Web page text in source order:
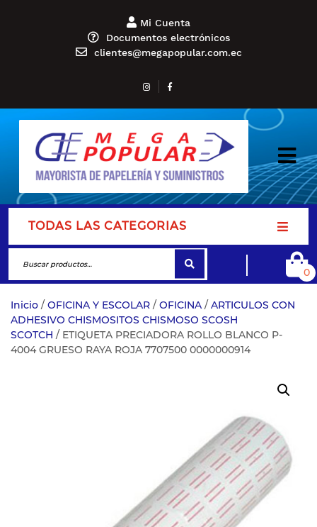
Mi Cuenta
Documentos electrónicos
clientes@megapopular.com.ec
TODAS LAS CATEGORIAS
0
Inicio / OFICINA Y ESCOLAR / OFICINA / ARTICULOS CON
ADHESIVO CHISMOSITOS CHISMOSO SCOSH
SCOTCH / ETIQUETA PRECIADORA ROLLO BLANCO P-
4004 GRUESO RAYA ROJA 7707500 0000000914